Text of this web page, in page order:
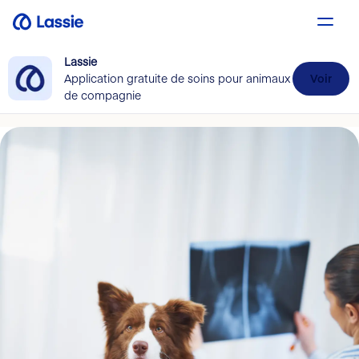
Lassie
Application gratuite de soins pour animaux
de compagnie
Voir